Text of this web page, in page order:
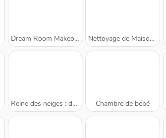
Dream Room Makeover Nettoyage de Maison de Poupée
Reine des neiges : déco de salle d'eau Chambre de bébé